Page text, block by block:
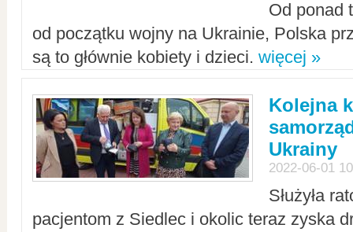
Od ponad
od początku wojny na Ukrainie, Polska
są to głównie kobiety i dzieci. więcej »
Kolejna
Ukrainy
2022-06-01
Służyła
pacjentom z Siedlec i okolic teraz zyska